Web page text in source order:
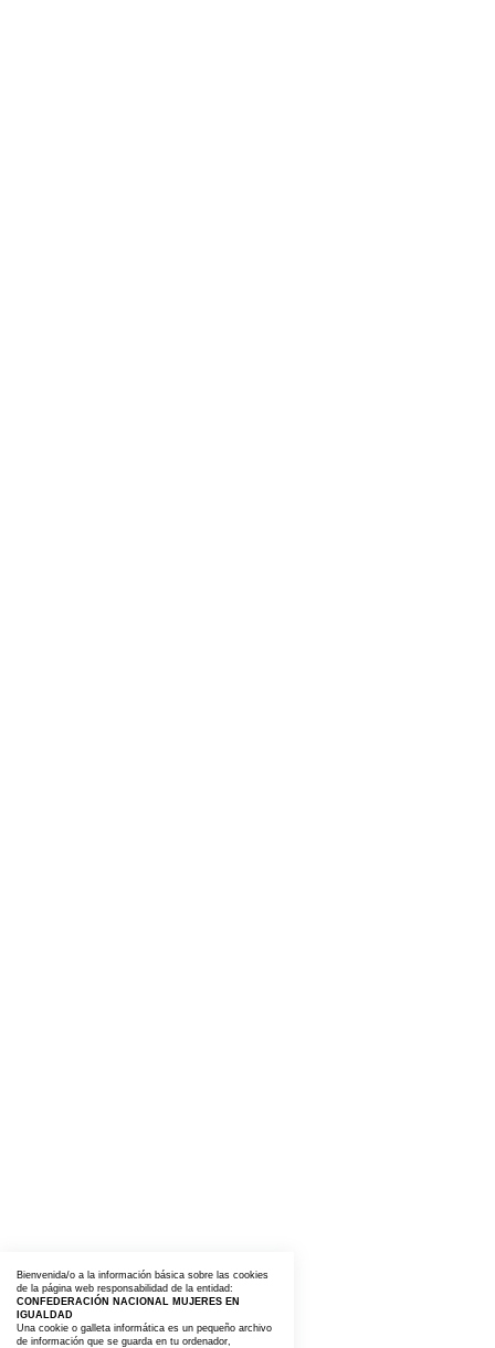
Bienvenida/o a la información básica sobre las cookies
de la página web responsabilidad de la entidad:
CONFEDERACIÓN NACIONAL MUJERES EN
IGUALDAD
Una cookie o galleta informática es un pequeño archivo
de información que se guarda en tu ordenador,